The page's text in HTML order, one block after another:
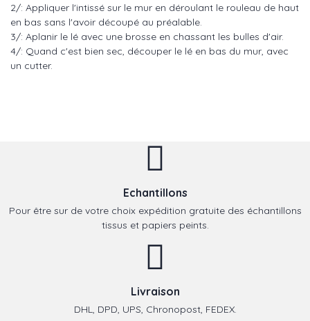
2/: Appliquer l'intissé sur le mur en déroulant le rouleau de haut
en bas sans l'avoir découpé au préalable.
3/: Aplanir le lé avec une brosse en chassant les bulles d'air.
4/: Quand c'est bien sec, découper le lé en bas du mur, avec
un cutter.
Echantillons
Pour être sur de votre choix expédition gratuite des échantillons
tissus et papiers peints.
Livraison
DHL, DPD, UPS, Chronopost, FEDEX.